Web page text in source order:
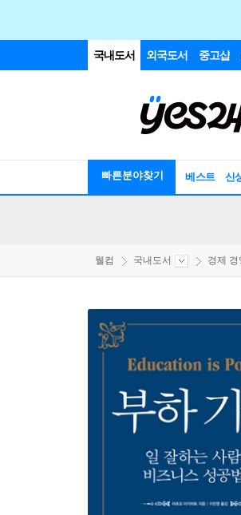
국내도서 외국도서 중고샵
빠른분야찾기 베스트 신
웰컴 국내도서 경제 경